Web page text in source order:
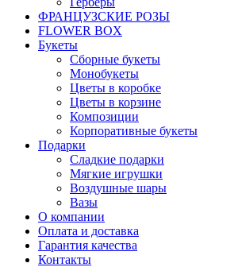
ФРАНЦУЗСКИЕ РОЗЫ
FLOWER BOX
Букеты
Сборные букеты
Монобукеты
Цветы в коробке
Цветы в корзине
Композиции
Корпоративные букеты
Подарки
Сладкие подарки
Мягкие игрушки
Воздушные шары
Вазы
О компании
Оплата и доставка
Гарантия качества
Контакты